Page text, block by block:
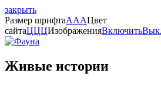
закрыть
Размер шрифтаAAAЦвет
сайтаЦЦЦИзображенияВключить
Живые истории